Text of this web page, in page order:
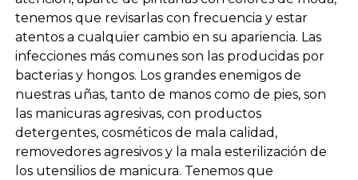
tenemos que revisarlas con frecuencia y estar
atentos a cualquier cambio en su apariencia. Las
infecciones más comunes son las producidas por
bacterias y hongos. Los grandes enemigos de
nuestras uñas, tanto de manos como de pies, son
las manicuras agresivas, con productos
detergentes, cosméticos de mala calidad,
removedores agresivos y la mala esterilización de
los utensilios de manicura. Tenemos que